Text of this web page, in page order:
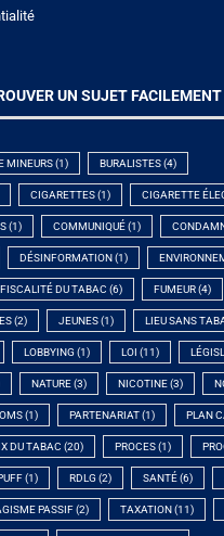
UN SUJET FACILEMENT
MINEURS(1) BURALISTES(4)
CIGARETTES(1) CIGARETTE
(1) COMMUNIQUÉ(1)
DÉSINFORMATION (1)
FISCALITÉ DU TABAC (6) FUMEUR(4)
(2) JEUNES(1) LIEU SANS
LOBBYING (1) LOI (11)
NATURE(3) NICOTINE(3)
OMS(1) PARTENARIAT(1) PLAN
DU TABAC (20) PROCES(1)
(1) RDLG (2) SANTÉ(6)
PASSIF(2) TAXATION (11)